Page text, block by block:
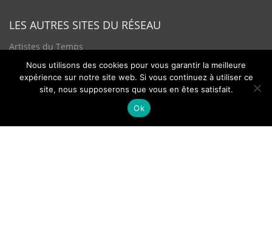
LES AUTRES SITES DU RÉSEAU
Artistes du Temps
Tendances Plurielles
Nous utilisons des cookies pour vous garantir la meilleure
expérience sur notre site web. Si vous continuez à utiliser ce
site, nous supposerons que vous en êtes satisfait.
Ok